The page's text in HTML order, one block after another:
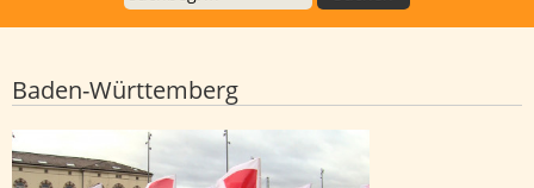
Baden-Württemberg
Ganztägiger Busfahrerstreik am
Dienstag und Mittwoch - auch Tübingen